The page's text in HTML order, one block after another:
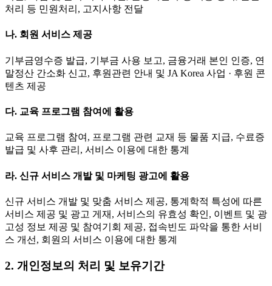
처리 등 민원처리, 고지사항 전달
나. 회원 서비스 제공
기부금영수증 발급, 기부금 사용 보고, 금융거래 본인 인증, 연
말정산 간소화 신고, 후원관련 안내 및 JA Korea 사업 · 후원 콘
텐츠 제공
다. 교육 프로그램 참여에 활용
교육 프로그램 참여, 프로그램 관련 교재 등 물품 지급, 수료증
발급 및 사후 관리, 서비스 이용에 대한 통계
라. 신규 서비스 개발 및 마케팅 광고에 활용
신규 서비스 개발 및 맞춤 서비스 제공, 통계학적 특성에 따른
서비스 제공 및 광고 게재, 서비스의 유효성 확인, 이벤트 및 광
고성 정보 제공 및 참여기회 제공, 접속빈도 파악을 통한 서비
스 개선, 회원의 서비스 이용에 대한 통계
2. 개인정보의 처리 및 보유기간